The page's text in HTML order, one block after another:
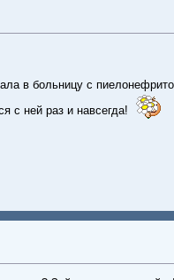
в больницу с
с ней раз и навсегда!